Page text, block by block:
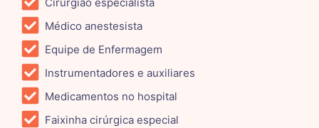
Médico anestesista
Equipe de Enfermagem
Instrumentadores e auxiliares
Medicamentos no hospital
Faixinha cirúrgica especial